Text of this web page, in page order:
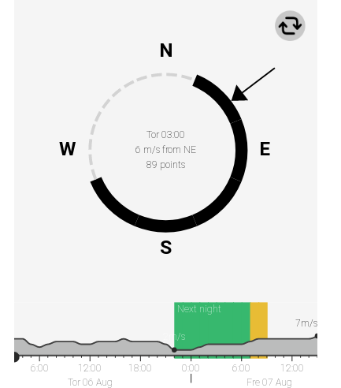
Tor 03:00
6 m/s from NE
89 points
N
E
S
W
Next night
6:00
12:00
Tor 06 Aug
18:00 0:00 6:00
12:00
Fre 07 Aug
7m/s
2m/s